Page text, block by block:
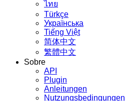
ไทย
Türkçe
Українська
Tiếng Việt
简体中文
繁體中文
Sobre
API
Plugin
Anleitungen
Nutzungsbedingungen